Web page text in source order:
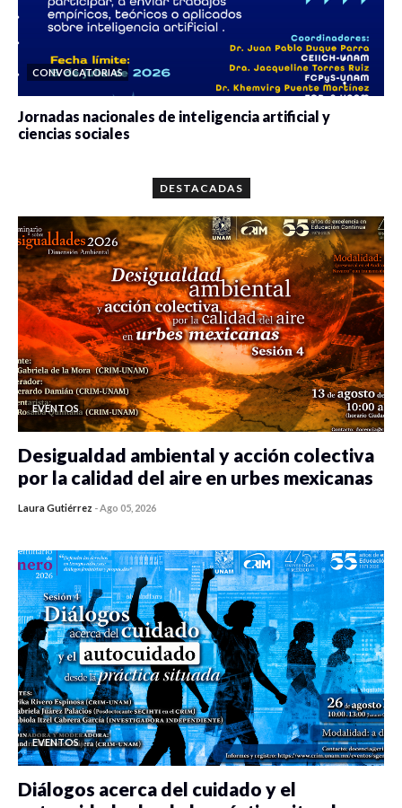
CONVOCATORIAS
Jornadas nacionales de inteligencia artificial y
ciencias sociales
DESTACADAS
EVENTOS
Desigualdad ambiental y acción colectiva
por la calidad del aire en urbes mexicanas
Laura Gutiérrez -Ago 05, 2026
EVENTOS
Diálogos acerca del cuidado y el